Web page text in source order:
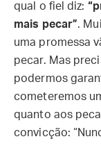
qual o fiel diz:
mais pecar”.
uma promessa
pecar. Mas
podermos
cometeremos
quanto aos
convicção: